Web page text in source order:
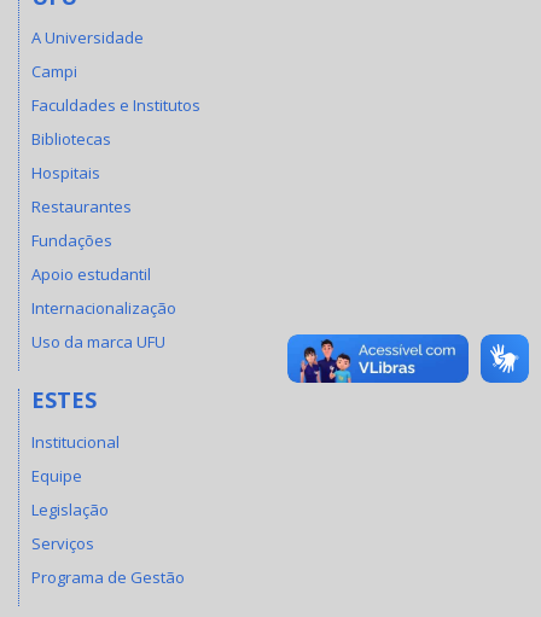
A Universidade
Campi
Faculdades e Institutos
Bibliotecas
Hospitais
Restaurantes
Fundações
Apoio estudantil
Internacionalização
Uso da marca UFU
ESTES
Institucional
Equipe
Legislação
Serviços
Programa de Gestão